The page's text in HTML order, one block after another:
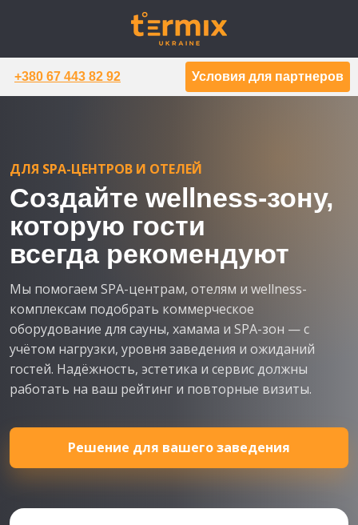
+380 67 443 82 92 Условия для партнеров
ДЛЯ SPA-ЦЕНТРОВ И ОТЕЛЕЙ
Создайте wellness-зону,
которую гости
всегда рекомендуют
Мы помогаем SPA-центрам, отелям и wellness-
комплексам подобрать коммерческое
оборудование для сауны, хамама и SPA-зон — с
учётом нагрузки, уровня заведения и ожиданий
гостей. Надёжность, эстетика и сервис должны
работать на ваш рейтинг и повторные визиты.
Решение для вашего заведения